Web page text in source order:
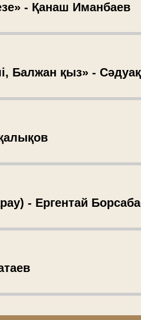
- Қанаш Иманбаев
Балжан қыз» -
- Ергентай